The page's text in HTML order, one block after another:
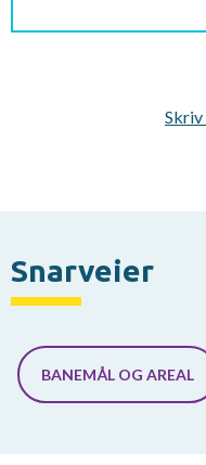
Snarveier
BANEMÅL OG AREAL